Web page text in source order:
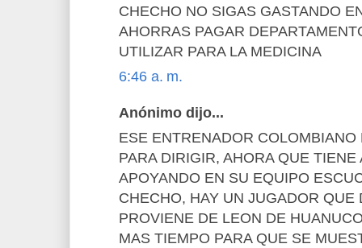
CHECHO NO SIGAS GASTANDO
AHORRAS PAGAR
UTILIZAR PARA LA MEDICINA
6:46 a. m.
Anónimo dijo...
ESE ENTRENADOR COLOMBIANO
PARA DIRIGIR, AHORA QUE
APOYANDO EN SU EQUIPO
CHECHO, HAY UN JUGADOR QUE
PROVIENE DE LEON DE
MAS TIEMPO PARA QUE SE